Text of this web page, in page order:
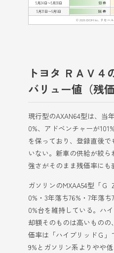
5月24日〜5月30日
93 件
5月31日〜6月6日
84 件
© 2026 IDOM Inc. リセー
トヨタ ＲＡＶ４
バリュー値（残価
現行型のAXAN64型は、当
0%、アドベンチャーが
を保っており、登録直後
いない。新車の供給が絞
強さがそのまま残価率にも
ガソリンのMXAA54型「Ｇ
0%・3年落ち76%・7年落
0%台を維持している。ハ
却額そのものは高いもの
価率は「ハイブリッドＧ」
9%とガソリン系よりやや